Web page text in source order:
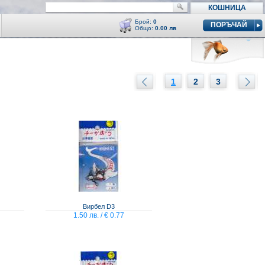
КОШНИЦА
Брой: 0
Общо: 0.00 лв ПОРЪЧАЙ
Кошницата е празна
1 2 3
Вирбел D3
1.50 лв. / € 0.77